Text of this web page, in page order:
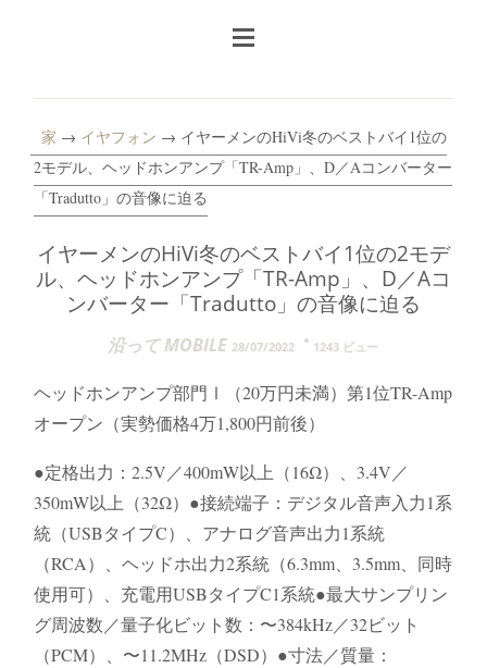
家 → イヤフォン → イヤーメンのHiVi冬のベストバイ1位の
2モデル、ヘッドホンアンプ「TR-Amp」、D／Aコンバーター
「Tradutto」の音像に迫る
イヤーメンのHiVi冬のベストバイ1位の2モデ
ル、ヘッドホンアンプ「TR-Amp」、D／Aコ
ンバーター「Tradutto」の音像に迫る
沿って MOBILE 28/07/2022 1243 ビュー
ヘッドホンアンプ部門Ⅰ（20万円未満）第1位TR-Amp
オープン（実勢価格4万1,800円前後）
●定格出力：2.5V／400mW以上（16Ω）、3.4V／
350mW以上（32Ω）●接続端子：デジタル音声入力1系
統（USBタイプC）、アナログ音声出力1系統
（RCA）、ヘッドホ出力2系統（6.3mm、3.5mm、同時
使用可）、充電用USBタイプC1系統●最大サンプリン
グ周波数／量子化ビット数：〜384kHz／32ビット
（PCM）、〜11.2MHz（DSD）●寸法／質量：